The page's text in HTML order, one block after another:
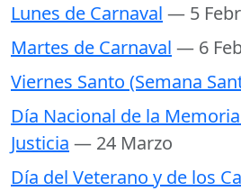
Lunes de Carnaval — 5
Martes de Carnaval — 6
Viernes Santo (Semana
Día Nacional de la
Justicia — 24 Marzo
Día del Veterano y de los